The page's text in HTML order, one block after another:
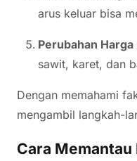
arus keluar bisa
Perubahan
sawit, karet, dan
Dengan memahami
mengambil langkah-
Cara Memantau